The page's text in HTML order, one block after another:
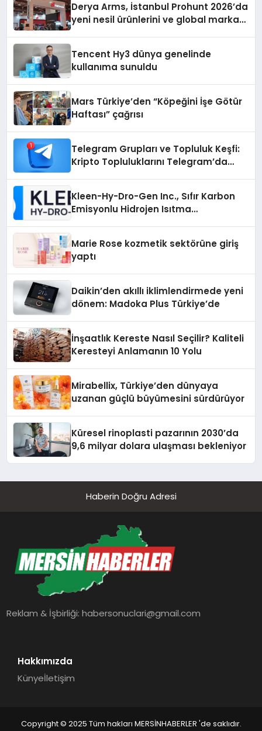
Derya Arms, İstanbul Prohunt 2026’da
yeni nesil ürünlerini ve global marka
Tencent Hy3 dünya genelinde
kullanıma sunuldu
Mars Türkiye’den “Köpeğini İşe Götür
Haftası” çağrısı
Telegram Grupları ve Topluluk Keşfi:
Kripto Topluluklarını Telegram’da
Kleen-Hy-Dro-Gen Inc., Sıfır Karbon
Emisyonlu Hidrojen Isıtma
Marie Rose kozmetik sektörüne giriş
yaptı
Daikin’den akıllı iklimlendirmede yeni
dönem: Madoka Plus Türkiye’de
İnşaatlık Kereste Nasıl Seçilir? Kaliteli
Keresteyi Anlamanın 10 Yolu
Mirabellix, Türkiye’den dünyaya
uzanan güçlü büyümesini sürdürüyor
Küresel rinoplasti pazarının 2030’da
9,6 milyar dolara ulaşması bekleniyor
Haberin Doğru Adresi
Reklam & İşbirliği:habersonuclari@gmail.com
Hakkımızda
Künyeİletişim
Copyright © 2025 Tüm hakları MERSİNHABERLER 'de saklıdır.